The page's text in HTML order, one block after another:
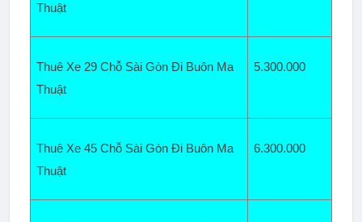
Thuật
Thuê Xe 29 Chỗ Sài Gòn Đi Buôn Ma
Thuật
5.300.000
Thuê Xe 45 Chỗ Sài Gòn Đi Buôn Ma
Thuật
6.300.000